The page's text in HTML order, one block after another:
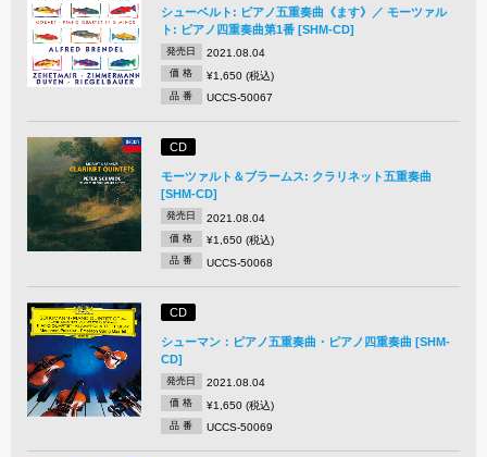
シューベルト: ピアノ五重奏曲《ます》／ モーツァル
ト: ピアノ四重奏曲第1番 [SHM-CD]
発売日 2021.08.04
価 格 ¥1,650 (税込)
品 番 UCCS-50067
CD
モーツァルト＆ブラームス: クラリネット五重奏曲
[SHM-CD]
発売日 2021.08.04
価 格 ¥1,650 (税込)
品 番 UCCS-50068
CD
シューマン：ピアノ五重奏曲・ピアノ四重奏曲 [SHM-
CD]
発売日 2021.08.04
価 格 ¥1,650 (税込)
品 番 UCCS-50069